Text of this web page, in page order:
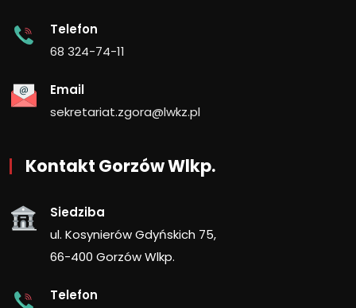
Telefon
68 324-74-11
Email
sekretariat.zgora@lwkz.pl
Kontakt Gorzów Wlkp.
Siedziba
ul. Kosynierów Gdyńskich 75,
66-400 Gorzów Wlkp.
Telefon